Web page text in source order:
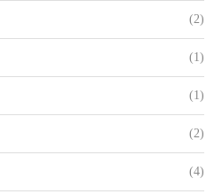
(2)
(1)
(1)
(2)
(4)